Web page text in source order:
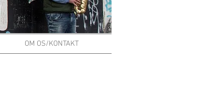
OM OS/KONTAKT